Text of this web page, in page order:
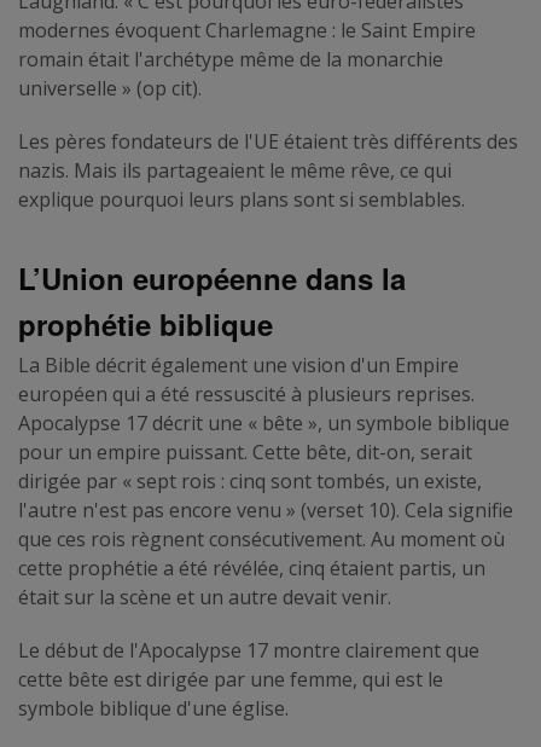
modernes évoquent Charlemagne : le Saint Empire
romain était l'archétype même de la monarchie
universelle » (op cit).
Les pères fondateurs de l'UE étaient très différents des
nazis. Mais ils partageaient le même rêve, ce qui
explique pourquoi leurs plans sont si semblables.
L’Union européenne dans la
prophétie biblique
La Bible décrit également une vision d'un Empire
européen qui a été ressuscité à plusieurs reprises.
Apocalypse 17 décrit une « bête », un symbole biblique
pour un empire puissant. Cette bête, dit-on, serait
dirigée par « sept rois : cinq sont tombés, un existe,
l'autre n'est pas encore venu » (verset 10). Cela signifie
que ces rois règnent consécutivement. Au moment où
cette prophétie a été révélée, cinq étaient partis, un
était sur la scène et un autre devait venir.
Le début de l'Apocalypse 17 montre clairement que
cette bête est dirigée par une femme, qui est le
symbole biblique d'une église.